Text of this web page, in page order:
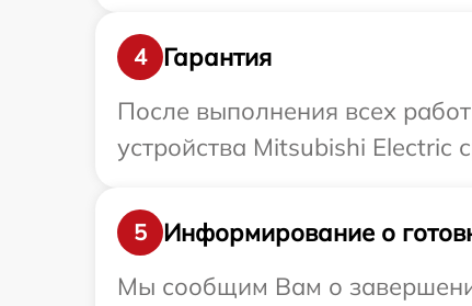
4
Гарантия
После выполнения всех
устройства Mitsubishi Electric
5
Информирование о
Мы сообщим Вам о